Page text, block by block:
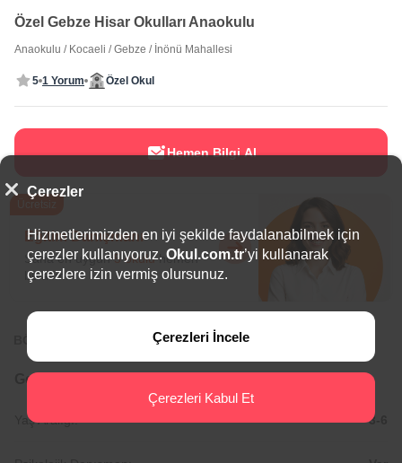
Özel Gebze Hisar Okulları Anaokulu
Anaokulu / Kocaeli /Gebze / İnönü Mahallesi
5 1 Yorum Özel Okul
Hemen Bilgi Al
Eğitim Danışmanı
Sana en uygun5 okuluhemen
bulalım.
BÖLGEDE ÖNE ÇIKAN OKULLAR
Genel Bilgiler
Yaş Aralığı: 3-6
Çerezler
Hizmetlerimizden en iyi şekilde faydalanabilmek için
çerezler kullanıyoruz. Okul.com.tr’yi kullanarak
çerezlere izin vermiş olursunuz.
Çerezleri İncele
Çerezleri Kabul Et